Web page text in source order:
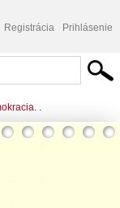
Registrácia Prihlásenie
.